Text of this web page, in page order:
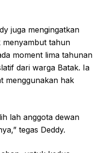
juga mengingatkan
tahun
moment lima tahunan
dari warga Batak. Ia
menggunakan hak
lah anggota dewan
tegas Deddy.